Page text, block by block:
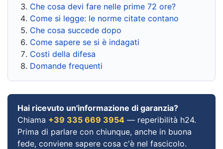
Che cosa devi fare nelle prime 72 ore?
Come si legge: le norme citate contano
Che cosa succede dopo
Come sapere se si è indagati
Costi della difesa
Domande frequenti
Hai ricevuto un'informazione di garanzia?
Chiama +39 335 669 3954 — reperibilità h24.
Prima di parlare con chiunque, anche in buona
fede, conviene sapere cosa c'è nel fascicolo.